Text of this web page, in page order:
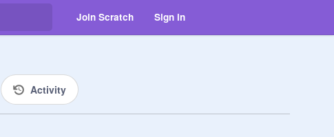
Join Scratch Sign in
Activity